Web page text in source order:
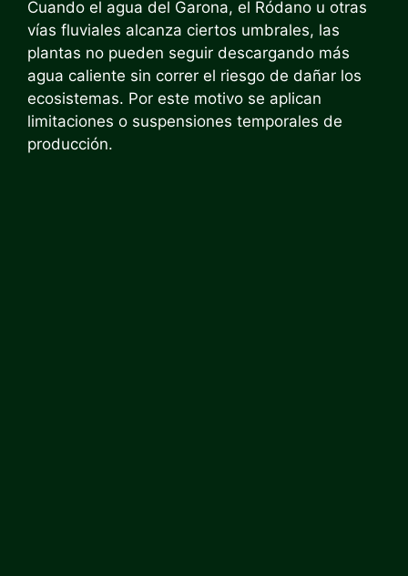
Cuando el agua del Garona, el Ródano u otras
vías fluviales alcanza ciertos umbrales, las
plantas no pueden seguir descargando más
agua caliente sin correr el riesgo de dañar los
ecosistemas. Por este motivo se aplican
limitaciones o suspensiones temporales de
producción.